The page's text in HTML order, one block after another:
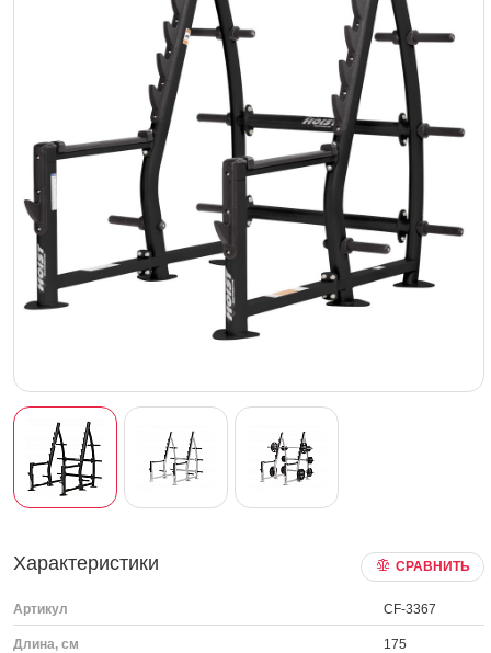
Характеристики СРАВНИТЬ
Артикул CF-3367
Длина, см 175